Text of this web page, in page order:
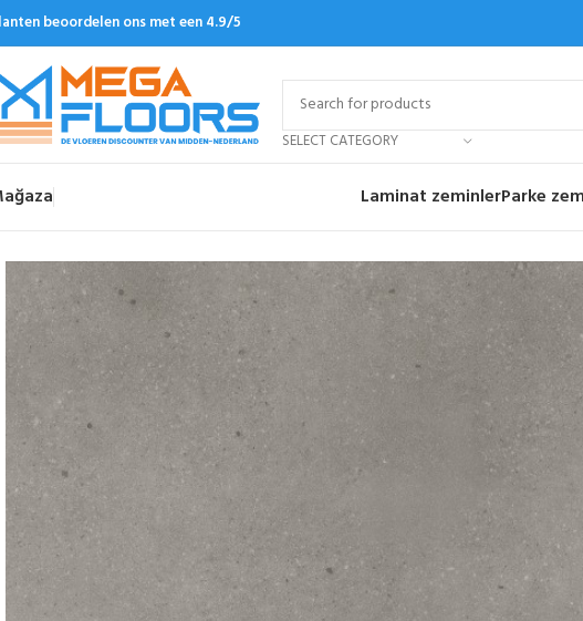
beoordelen ons met een 4.9/5
SELECT CATEGORY
Laminat zeminlerParke